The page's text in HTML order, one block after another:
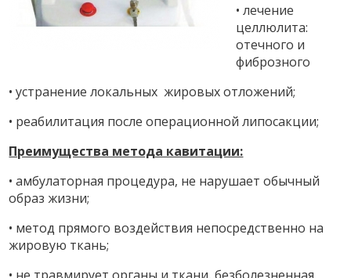
• лечение
целлюлита:
отечного и
фиброзного
• устранение локальных жировых отложений;
• реабилитация после операционной липосакции;
Преимущества метода кавитации:
• амбулаторная процедура, не нарушает обычный
образ жизни;
• метод прямого воздействия непосредственно на
жировую ткань;